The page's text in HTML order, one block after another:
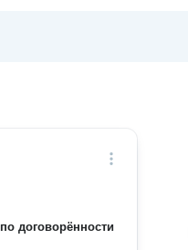
по договорённости